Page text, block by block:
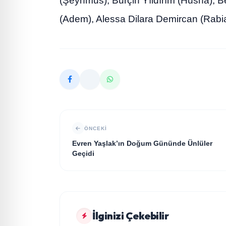
(Adem), Alessa Dilara Demircan
ÖNCEKI
Evren Yaşlak’ın Doğum Gününde Ünlüler
Geçidi
İlginizi Çekebilir
KÜLTÜR SANAT
aktuel10.com: Gündemin Kalbinde Özgün
KÜLTÜR SANAT